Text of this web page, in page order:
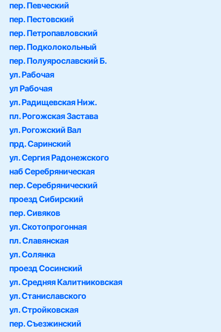
пер. Певческий
пер. Пестовский
пер. Петропавловский
пер. Подколокольный
пер. Полуярославский Б.
ул. Рабочая
ул Рабочая
ул. Радищевская Ниж.
пл. Рогожская Застава
ул. Рогожский Вал
прд. Саринский
ул. Сергия Радонежского
наб Серебряническая
пер. Серебрянический
проезд Сибирский
пер. Сивяков
ул. Скотопрогонная
пл. Славянская
ул. Солянка
проезд Сосинский
ул. Средняя Калитниковская
ул. Станиславского
ул. Стройковская
пер. Съезжинский